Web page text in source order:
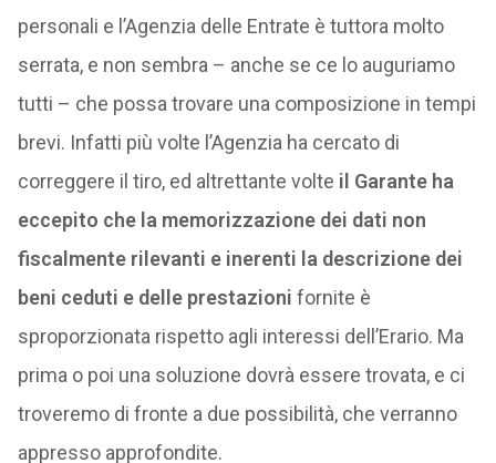
personali e l’Agenzia delle Entrate è tuttora molto
serrata, e non sembra – anche se ce lo auguriamo
tutti – che possa trovare una composizione in tempi
brevi. Infatti più volte l’Agenzia ha cercato di
correggere il tiro, ed altrettante volte il Garante ha
eccepito che la memorizzazione dei dati non
fiscalmente rilevanti e inerenti la descrizione dei
beni ceduti e delle prestazioni fornite è
sproporzionata rispetto agli interessi dell’Erario. Ma
prima o poi una soluzione dovrà essere trovata, e ci
troveremo di fronte a due possibilità, che verranno
appresso approfondite.